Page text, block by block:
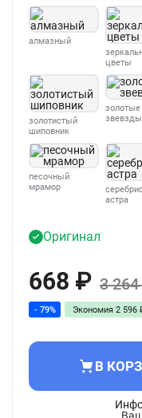
алмазный
цветы
золотистый
шиповник
золотые
звевзды
песочный
мрамор
астра
Оригинал
668 ₽ 3 264
- 79% Экономия 2 596
В